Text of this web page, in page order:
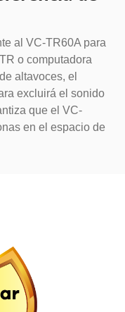
al VC-TR60A para
o computadora
altavoces, el
excluirá el sonido
que el VC-
en el espacio de